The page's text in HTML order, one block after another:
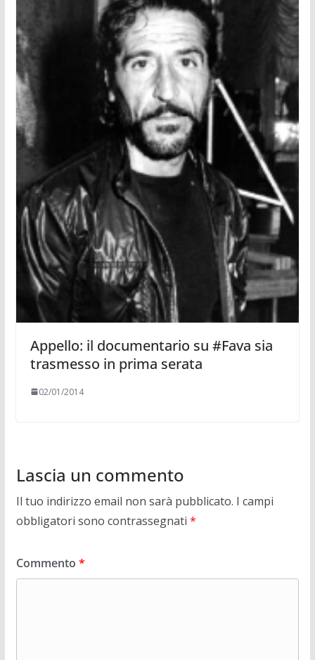
Appello: il documentario su #Fava sia
trasmesso in prima serata
02/01/2014
Lascia un commento
Il tuo indirizzo email non sarà pubblicato. I campi
obbligatori sono contrassegnati *
Commento *